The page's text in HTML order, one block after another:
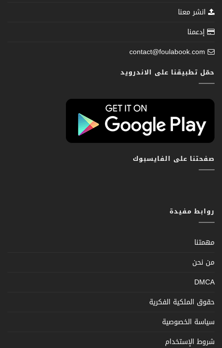
انشر معنا
إدعمنا
contact@foulabook.com
حمّل تطبيقنا على الاندرويد
صفحتنا على الفايسبوك
روابط مفيدة
مهمتنا
من نحن
DMCA
حقوق الملكية الفكرية
سياسة الخصوصية
شروط الإستخدام